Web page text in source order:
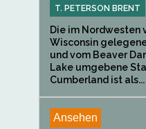
T. PETERSON BRENT
Die im Nordwesten
Wisconsin
und vom Beaver
Lake umgebene
Cumberland ist als...
Ansehen